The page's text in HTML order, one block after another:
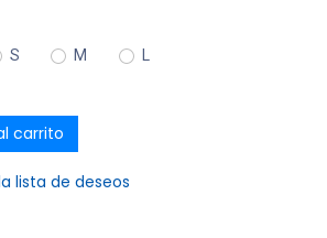
S M
carrito
lista de deseos